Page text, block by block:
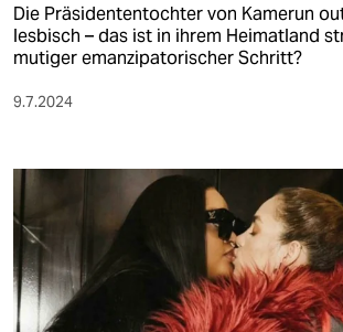
Die Präsidententochter von Kamerun
lesbisch – das ist in ihrem Heimatland
mutiger emanzipatorischer Schritt?
9.7.2024